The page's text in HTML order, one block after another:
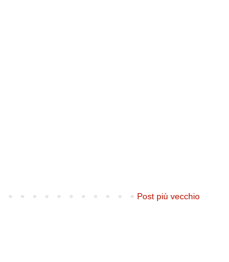
Post più vecchio